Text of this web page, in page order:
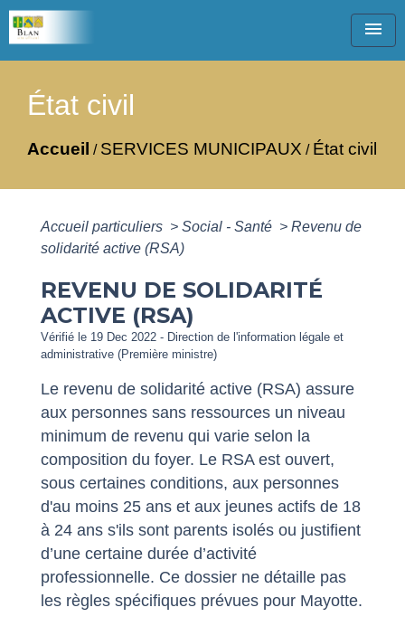
menu
État civil
Accueil / SERVICES MUNICIPAUX / État civil
Accueil particuliers > Social - Santé > Revenu de
solidarité active (RSA)
REVENU DE SOLIDARITÉ
ACTIVE (RSA)
Vérifié le 19 Dec 2022 - Direction de l'information légale et
administrative (Première ministre)
Le revenu de solidarité active (RSA) assure
aux personnes sans ressources un niveau
minimum de revenu qui varie selon la
composition du foyer. Le RSA est ouvert,
sous certaines conditions, aux personnes
d'au moins 25 ans et aux jeunes actifs de 18
à 24 ans s'ils sont parents isolés ou justifient
d’une certaine durée d’activité
professionnelle. Ce dossier ne détaille pas
les règles spécifiques prévues pour Mayotte.